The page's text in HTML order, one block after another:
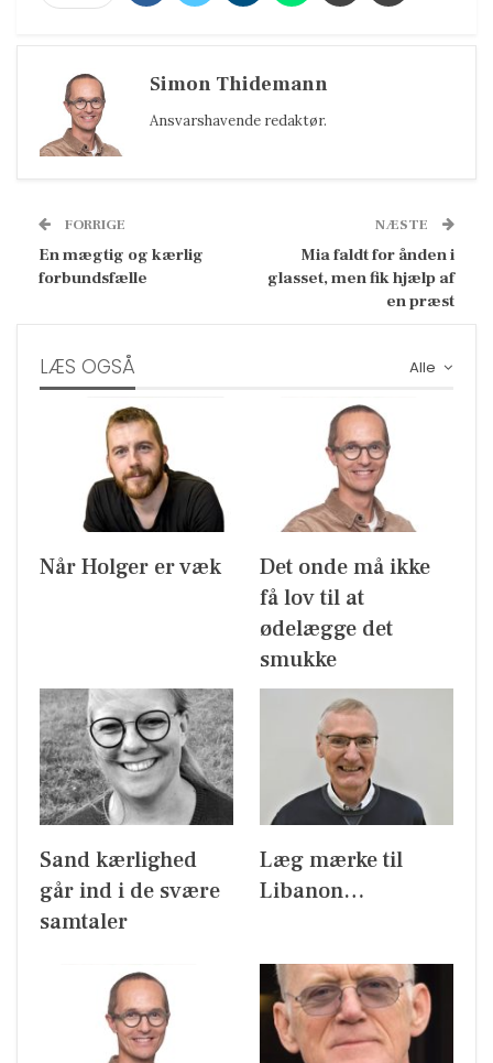
Simon Thidemann
Ansvarshavende redaktør.
FORRIGE
En mægtig og kærlig
forbundsfælle
NÆSTE
Mia faldt for ånden i
glasset, men fik hjælp af
en præst
Alle
LÆS OGSÅ
Når Holger er væk
Det onde må ikke
få lov til at
ødelægge det
smukke
Sand kærlighed
går ind i de svære
samtaler
Læg mærke til
Libanon…